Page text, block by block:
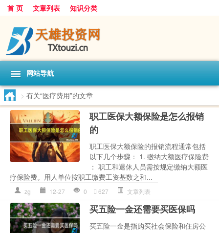
首 页 文章列表 知识分类
网站导航
> 有关“医疗费用”的文章
职工医保大额保险是怎么报销
的
职工医保大额保险的报销流程通常包括
以下几个步骤： 1. 缴纳大额医疗保险费
： 职工和退休人员需按规定缴纳大额医
疗保险费。用人单位按职工缴费工资基数之和...
zg 12-27 0 627 文章列表
买五险一金还需要买医保吗
买五险一金是指购买社会保险和住房公